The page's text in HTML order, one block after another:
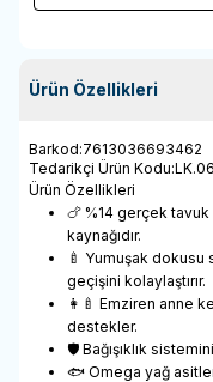
Ürün Özellikleri
Barkod:7613036693462
Tedarikçi Ürün Kodu:
Ürün Özellikleri
🍗 %14 gerçek
kaynağıdır.
🍼 Yumuşak
geçişini kolaylaştırır.
👩‍🍼 Emziren anne
destekler.
🛡️ Bağışıklık
🐟 Omega yağ